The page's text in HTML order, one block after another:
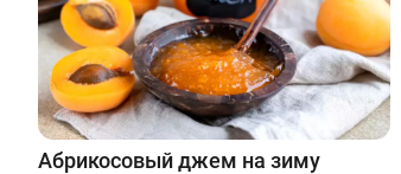
Абрикосовый джем на зиму